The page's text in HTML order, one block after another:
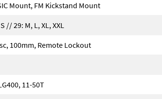
Mount, FM Kickstand Mount
// 29: M, L, XL, XXL
100mm, Remote Lockout
11-50T